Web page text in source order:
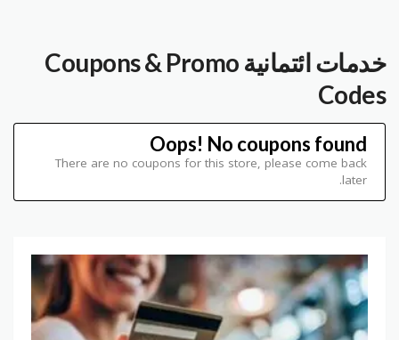
خدمات ائتمانية Coupons & Promo
Codes
Oops! No coupons found
There are no coupons for this store, please come back
later.